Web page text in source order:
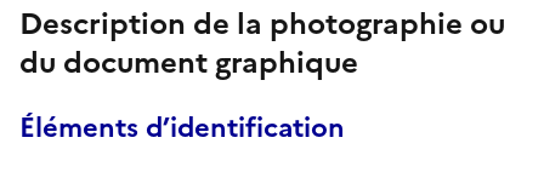
Description de la photographie ou
du document graphique
Éléments d’identification